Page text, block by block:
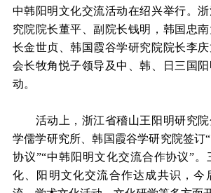
中韩阳明文化交流活动在绍兴举行。
究院院长董平、副院长钱明，韩国忠
长金世贞、韩国霞谷学研究院院长李
会长牧角悦子领导及中、韩、日三国
动。
活动上，浙江省稽山王阳明研究院
学儒学研究所、韩国霞谷学研究院签订
协议”“中韩阳明文化交流合作协议”
化、阳明文化交流合作达成共识，今